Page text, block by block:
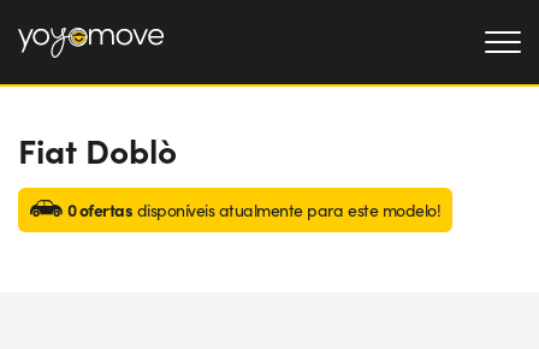
OFERTAS DE RENTING
Particulares
Empresas
OFERTAS DE RENTING
DE CARROS USADOS
Fiat Doblò
0 ofertas disponíveis atualmente para este modelo!